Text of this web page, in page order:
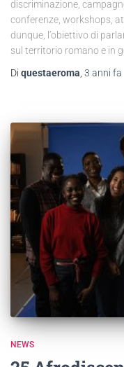
discriminazione,
conferenze, workshops,
dunque, l’obiettivo di
sul territorio romano e in
Di questaeroma 3 anni fa
NEWS